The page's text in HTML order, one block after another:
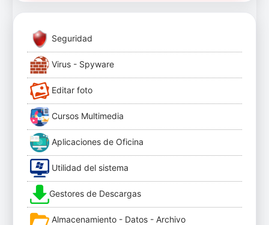
Seguridad
Virus - Spyware
Editar foto
Cursos Multimedia
Aplicaciones de Oficina
Utilidad del sistema
Gestores de Descargas
Almacenamiento - Datos - Archivo